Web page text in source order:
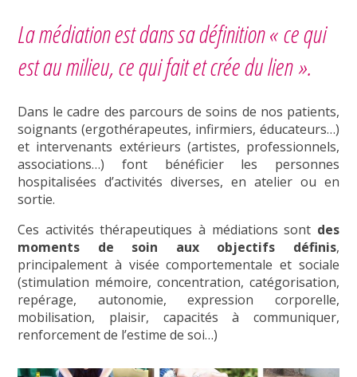
La médiation est dans sa définition « ce qui
est au milieu, ce qui fait et crée du lien ».
Dans le cadre des parcours de soins de nos patients,
soignants (ergothérapeutes, infirmiers, éducateurs…)
et intervenants extérieurs (artistes, professionnels,
associations…) font bénéficier les personnes
hospitalisées d’activités diverses, en atelier ou en
sortie.
Ces activités thérapeutiques à médiations sont des
moments de soin aux objectifs définis,
principalement à visée comportementale et sociale
(stimulation mémoire, concentration, catégorisation,
repérage, autonomie, expression corporelle,
mobilisation, plaisir, capacités à communiquer,
renforcement de l’estime de soi…)